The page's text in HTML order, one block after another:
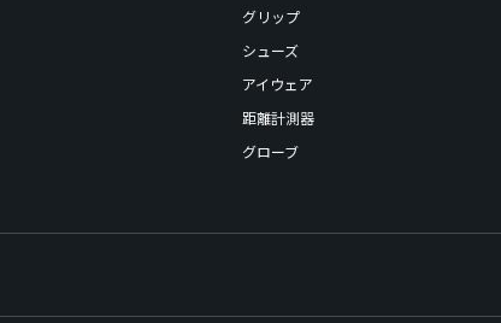
グリップ
シューズ
アイウェア
距離計測器
グローブ